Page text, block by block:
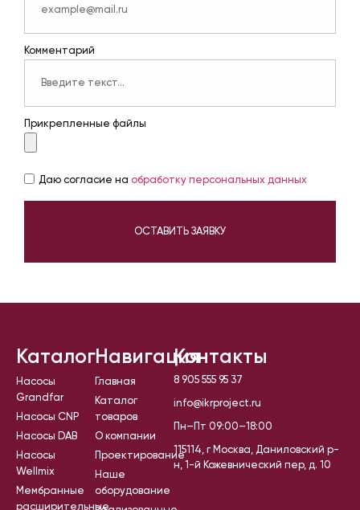
Комментарий
Прикрепленные файлы
Даю согласие на обработку персональных данных
ОСТАВИТЬ ЗАЯВКУ
Каталог
Насосы
Grandfar
Насосы CNP
Насосы DAB
Насосы
Wellmix
Мембранные
расширительные
Навигация
Главная
Каталог
товаров
О компании
Проектирование
Наше
оборудование
Контакты
8 905 555 95 37
info@ikrproject.ru
Пн–Пт 09:00–18:00
115114, г Москва, Даниловский р-
н, 1-й Кожевнический пер, д. 10